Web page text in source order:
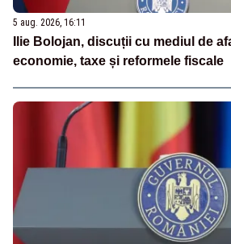
5 aug. 2026, 16:11
Ilie Bolojan, discuții cu mediul de
economie, taxe și reformele fiscale